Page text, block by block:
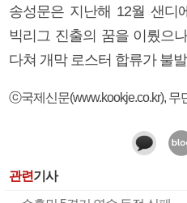
송성문은 지난해 12월 샌디
빅리그 진출의 꿈을 이뤘으
다쳐 개막 로스터 합류가 불
ⓒ국제신문(www.kookje.co.kr), 무
관련기사